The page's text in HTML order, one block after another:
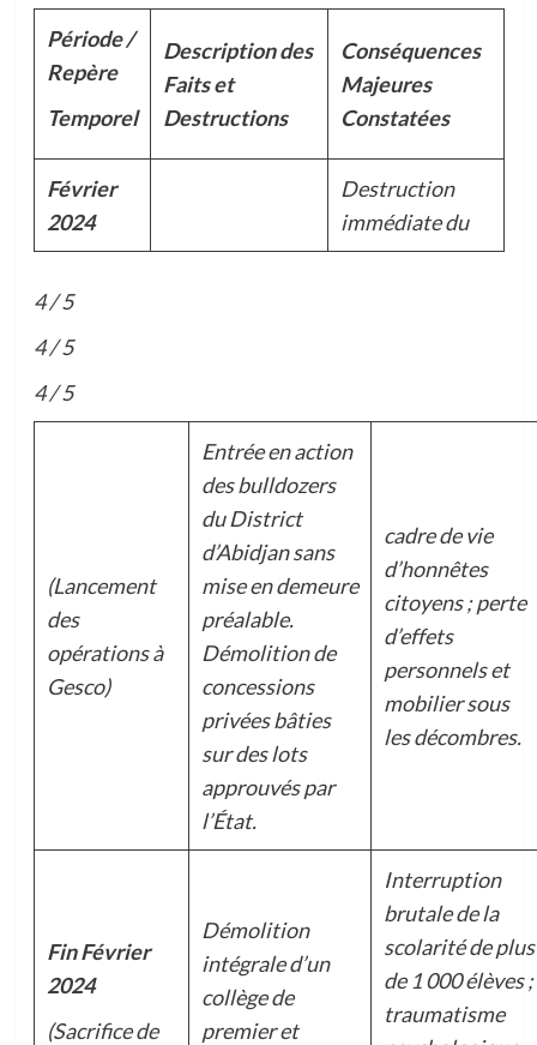
Période /
Repère
Temporel
Description des
Faits et
Destructions
Conséquences
Majeures
Constatées
Février
2024
Destruction
immédiate du
4 / 5
4 / 5
4 / 5
(Lancement
des
opérations à
Gesco)
Entrée en action
des bulldozers
du District
d’Abidjan sans
mise en demeure
préalable.
Démolition de
concessions
privées bâties
sur des lots
approuvés par
l’État.
cadre de vie
d’honnêtes
citoyens ; perte
d’effets
personnels et
mobilier sous
les décombres.
Fin Février
2024
(Sacrifice de
Démolition
intégrale d’un
collège de
premier et
Interruption
brutale de la
scolarité de plus
de 1 000 élèves ;
traumatisme